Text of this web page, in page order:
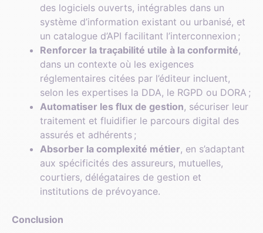
des logiciels ouverts, intégrables dans un
système d’information existant ou urbanisé, et
un catalogue d’API facilitant l’interconnexion ;
Renforcer la traçabilité utile à la conformité,
dans un contexte où les exigences
réglementaires citées par l’éditeur incluent,
selon les expertises la DDA, le RGPD ou DORA ;
Automatiser les flux de gestion, sécuriser leur
traitement et fluidifier le parcours digital des
assurés et adhérents ;
Absorber la complexité métier, en s’adaptant
aux spécificités des assureurs, mutuelles,
courtiers, délégataires de gestion et
institutions de prévoyance.
Conclusion